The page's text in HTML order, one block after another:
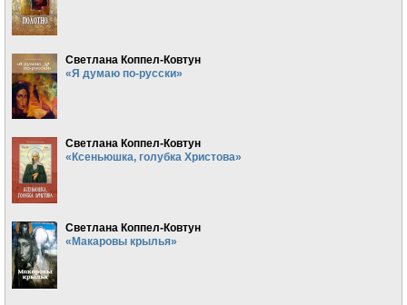
Светлана Коппел-Ковтун
«Я думаю по-русски»
Светлана Коппел-Ковтун
«Ксеньюшка, голубка Христова»
Светлана Коппел-Ковтун
«Макаровы крылья»